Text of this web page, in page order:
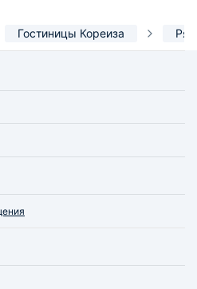
Гостиницы Кореиза